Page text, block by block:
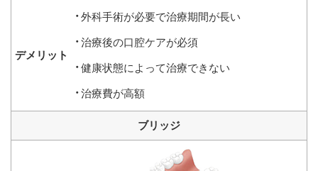
外科手術が必要で治療期間が長い
治療後の口腔ケアが必須
健康状態によって治療できない
治療費が高額
ブリッジ